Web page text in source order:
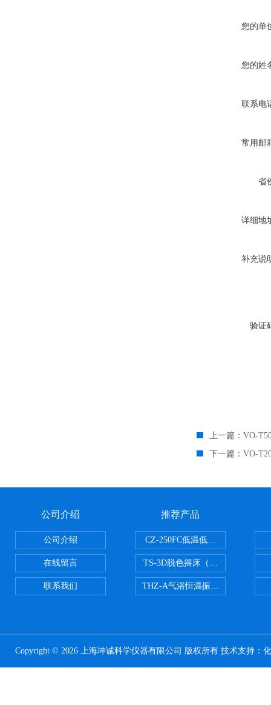
您的单
您的姓
联系电
常用邮
省
详细地
补充说
验证
上一篇： VO-
下一篇： VO-
公司介绍
公司介绍
在线留言
联系我们
推荐产品
CZ-250FC低温低湿种子储藏柜
TS-3D脱色摇床（三维运动）
THZ-A气浴恒温振荡器
Copyright © 2026 上海坤诚科学仪器有限公司 版权所有 技术支持：